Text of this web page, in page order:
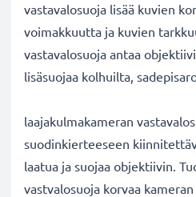
vastavalosuoja lisää kuvien
voimakkuutta ja kuvien
vastavalosuoja antaa
lisäsuojaa kolhuilta,
laajakulmakameran
suodinkierteeseen
laatua ja suojaa objektiivin.
vastvalosuoja korvaa